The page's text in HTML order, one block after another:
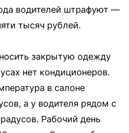
водителей штрафуют —
тысяч рублей.
закрытую одежду
нет кондиционеров.
в салоне
а у водителя рядом с
Рабочий день